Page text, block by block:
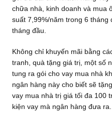
chữa nhà, kinh doanh và mua
suất 7,99%/năm trong 6 tháng
tháng đầu.
Không chỉ khuyến mãi bằng
tranh, quà tặng giá trị, một số
tung ra gói cho vay mua nhà
ngân hàng này cho biết sẽ
vay mua nhà trị giá tối đa 100
kiện vay mà ngân hàng đưa